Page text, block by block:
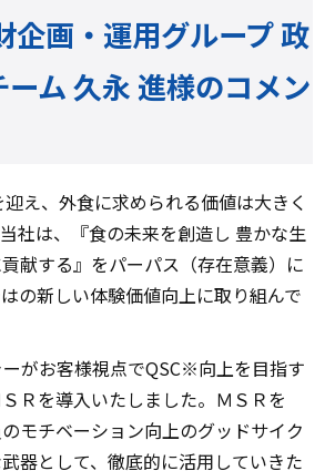
企画・運用グループ 政
ム 久永 進様のコメン
え、外食に求められる価値は大きく
社は、『食の未来を創造し 豊かな生
献する』をパーパス（存在意義）に
の新しい体験価値向上に取り組んで
がお客様視点でQSC※向上を目指す
Ｒを導入いたしました。ＭＳＲを
モチベーション向上のグッドサイク
器として、徹底的に活用していきた